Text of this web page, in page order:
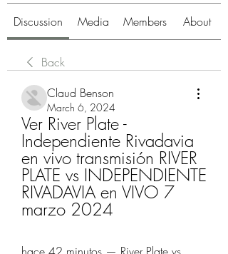
Discussion Media Members About
Back
Claud Benson
March 6, 2024
Ver River Plate -
Independiente Rivadavia
en vivo transmisión RIVER
PLATE vs INDEPENDIENTE
RIVADAVIA en VIVO 7
marzo 2024